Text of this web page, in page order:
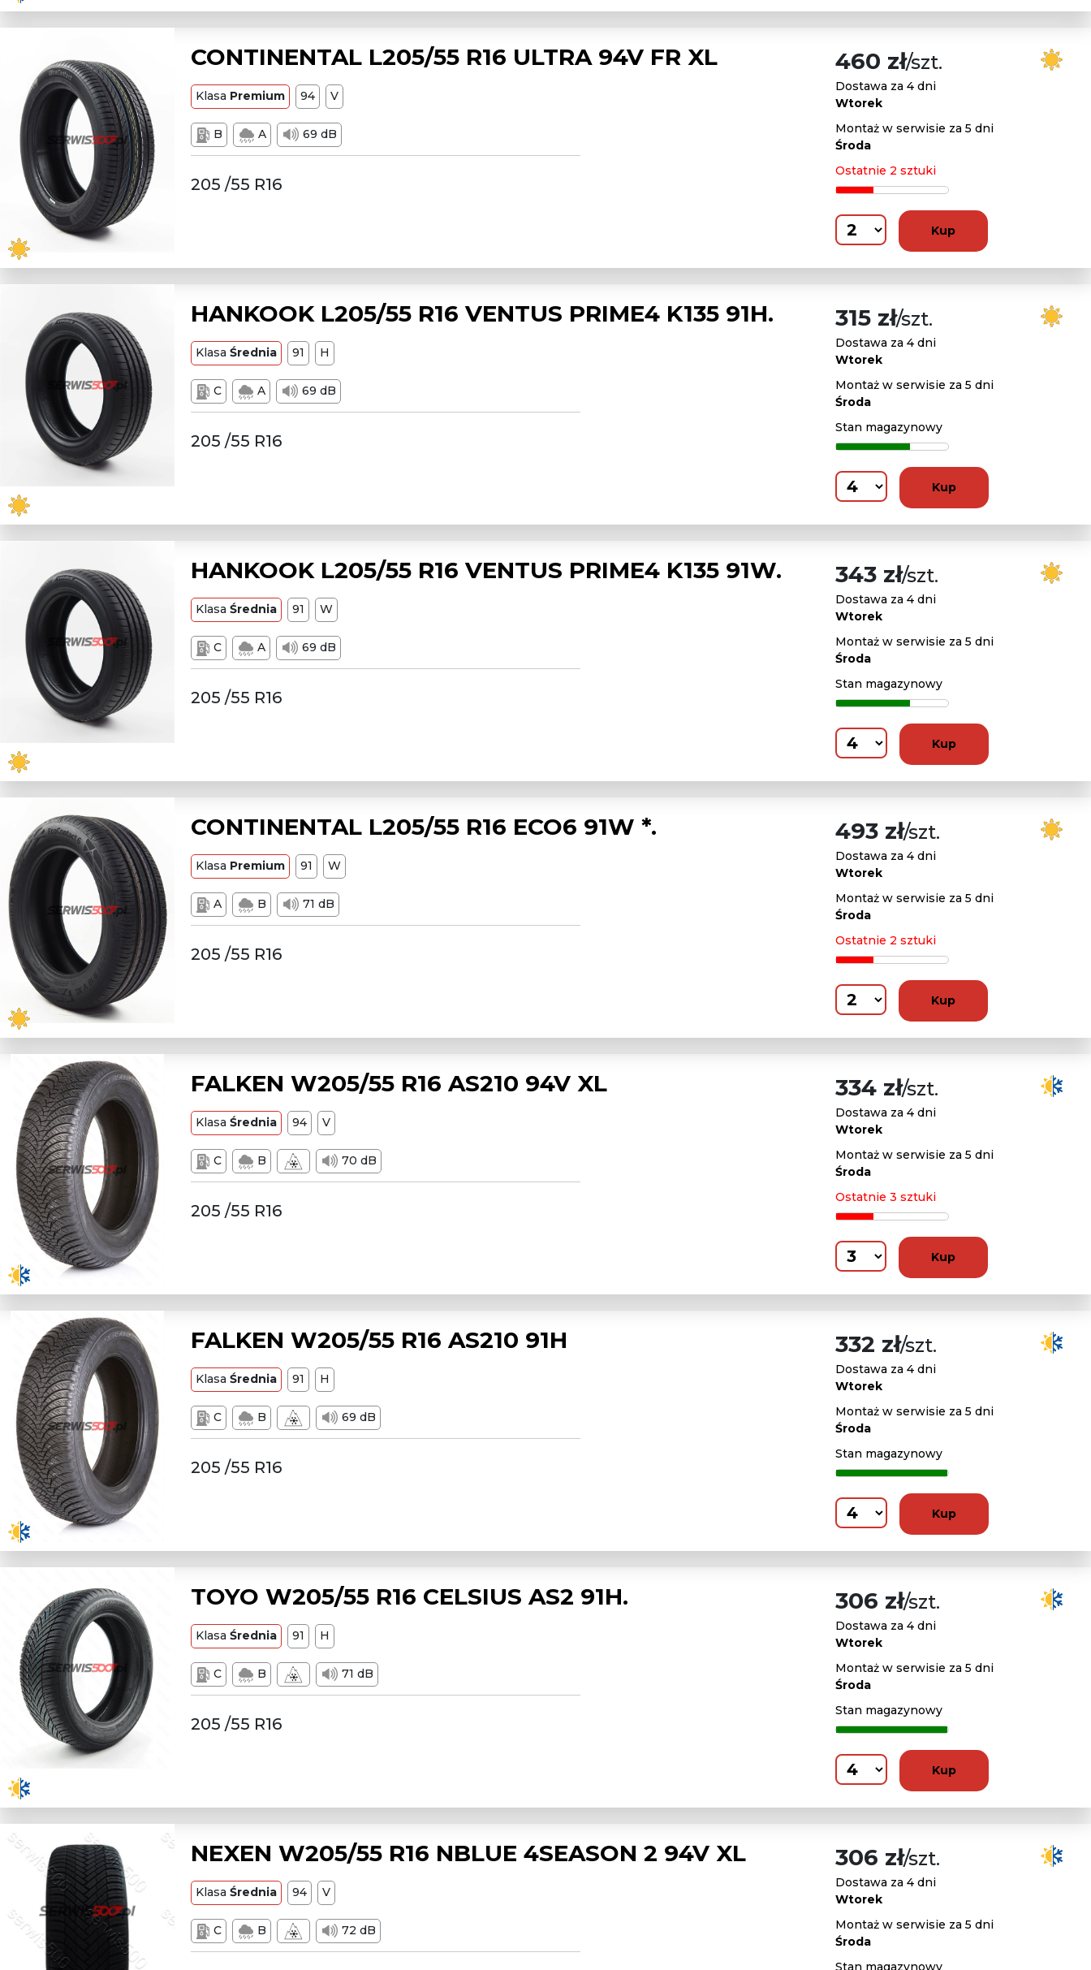
CONTINENTAL L205/55 R16 ULTRA 94V FR XL
Klasa Premium 94 V
B A 69 dB
205 /55 R16
460 zł/szt.
Dostawa za 4 dni
Wtorek
Montaż w serwisie za 5 dni
Środa
Ostatnie 2 sztuki
Kup
HANKOOK L205/55 R16 VENTUS PRIME4 K135 91H.
Klasa Średnia 91 H
C A 69 dB
205 /55 R16
315 zł/szt.
Dostawa za 4 dni
Wtorek
Montaż w serwisie za 5 dni
Środa
Stan magazynowy
Kup
HANKOOK L205/55 R16 VENTUS PRIME4 K135 91W.
Klasa Średnia 91 W
C A 69 dB
205 /55 R16
343 zł/szt.
Dostawa za 4 dni
Wtorek
Montaż w serwisie za 5 dni
Środa
Stan magazynowy
Kup
CONTINENTAL L205/55 R16 ECO6 91W *.
Klasa Premium 91 W
A B 71 dB
205 /55 R16
493 zł/szt.
Dostawa za 4 dni
Wtorek
Montaż w serwisie za 5 dni
Środa
Ostatnie 2 sztuki
Kup
FALKEN W205/55 R16 AS210 94V XL
Klasa Średnia 94 V
C B 70 dB
205 /55 R16
334 zł/szt.
Dostawa za 4 dni
Wtorek
Montaż w serwisie za 5 dni
Środa
Ostatnie 3 sztuki
Kup
FALKEN W205/55 R16 AS210 91H
Klasa Średnia 91 H
C B 69 dB
205 /55 R16
332 zł/szt.
Dostawa za 4 dni
Wtorek
Montaż w serwisie za 5 dni
Środa
Stan magazynowy
Kup
TOYO W205/55 R16 CELSIUS AS2 91H.
Klasa Średnia 91 H
C B 71 dB
205 /55 R16
306 zł/szt.
Dostawa za 4 dni
Wtorek
Montaż w serwisie za 5 dni
Środa
Stan magazynowy
Kup
NEXEN W205/55 R16 NBLUE 4SEASON 2 94V XL
Klasa Średnia 94 V
C B 72 dB
306 zł/szt.
Dostawa za 4 dni
Wtorek
Montaż w serwisie za 5 dni
Środa
Stan magazynowy